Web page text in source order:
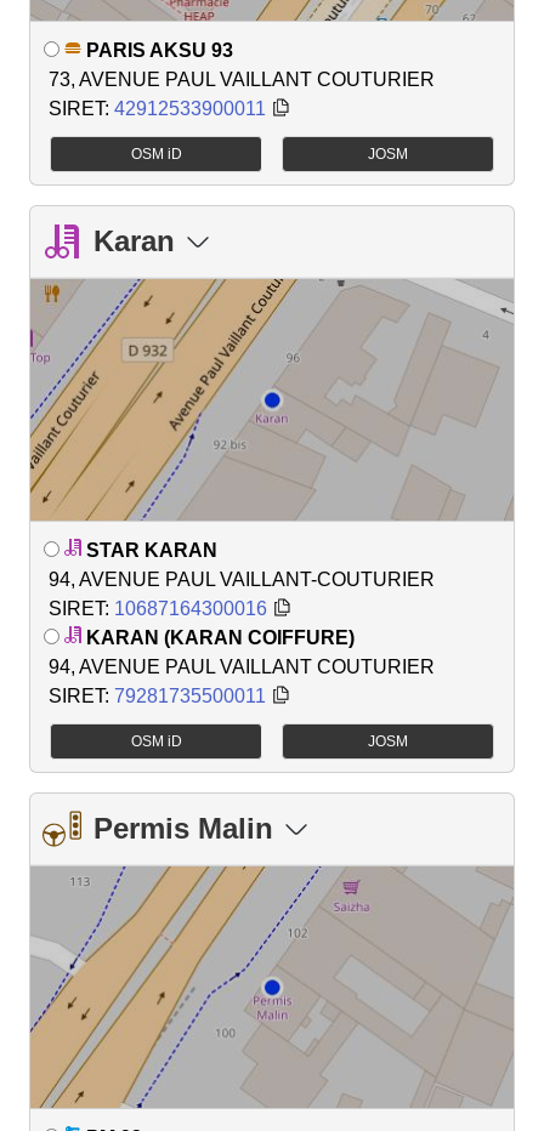
PARIS AKSU 93
73, AVENUE PAUL VAILLANT COUTURIER
SIRET: 42912533900011
OSM iD JOSM
Karan
STAR KARAN
94, AVENUE PAUL VAILLANT-COUTURIER
SIRET: 10687164300016
KARAN (KARAN COIFFURE)
94, AVENUE PAUL VAILLANT COUTURIER
SIRET: 79281735500011
OSM iD JOSM
Permis Malin